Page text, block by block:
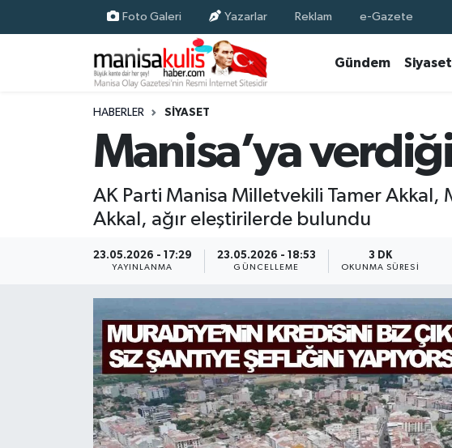
Foto Galeri Yazarlar Reklam e-Gazete
Gündem Siyaset
HABERLER SIYASET
Manisa’ya
AK Parti Manisa Milletvekili Tamer Akkal,
Akkal, ağır eleştirilerde bulundu
23.05.2026 - 17:29
YAYINLANMA
23.05.2026 - 18:53
GÜNCELLEME
3 DK
OKUNMA SÜRESI
Ekonomi
Gündem
Yunusemre Nöbetçi Eczaneler
Yunusemre Trafik Yoğunluk Haritası
Süper Lig Puan Durumu ve Fikstür
Tüm Manşetler
Son Dakika Haberleri